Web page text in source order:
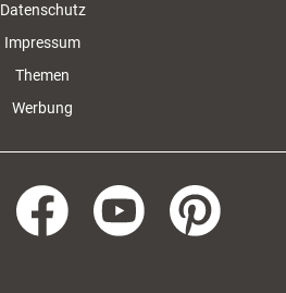
Datenschutz
Impressum
Themen
Werbung